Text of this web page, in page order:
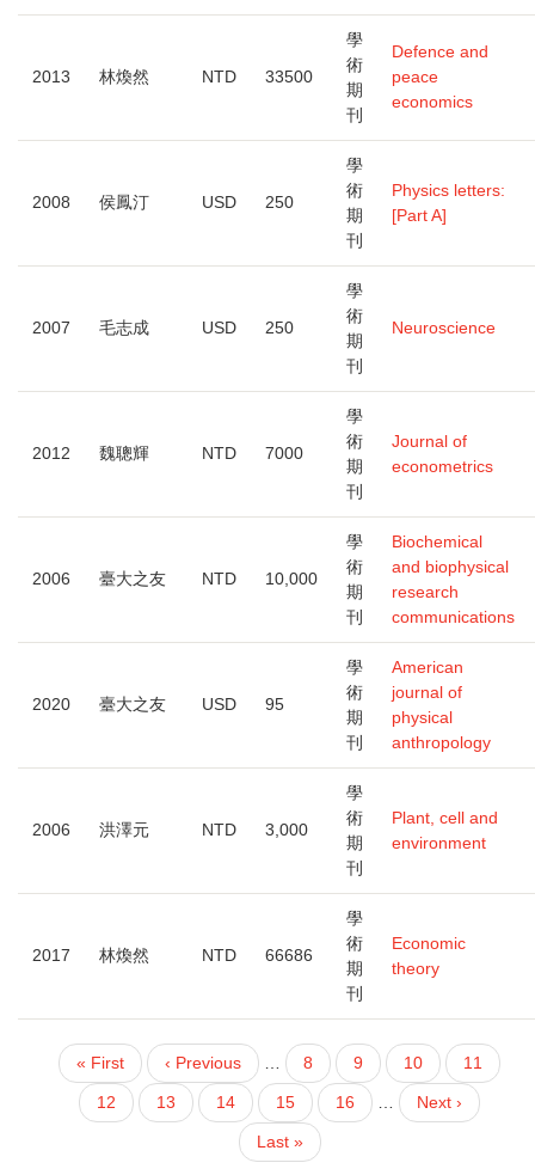
2013 林煥然 NTD 33500
學
術
期
刊
Defence and
peace
economics
2008 侯鳳汀 USD 250
學
術
期
刊
Physics letters:
[Part A]
2007 毛志成 USD 250
學
術
期
刊
Neuroscience
2012 魏聰輝 NTD 7000
學
術
期
刊
Journal of
econometrics
2006 臺大之友 NTD 10,000
學
術
期
刊
Biochemical
and biophysical
research
communications
2020 臺大之友 USD 95
學
術
期
刊
American
journal of
physical
anthropology
2006 洪澤元 NTD 3,000
學
術
期
刊
Plant, cell and
environment
2017 林煥然 NTD 66686
學
術
期
刊
Economic
theory
PAGINATION
First
page
« First
Previous
page
‹ Previous
頁
面
8
頁
面
9
頁
面
10
頁
面
11
目
前
12
頁
面
13
頁
面
14
頁
面
15
頁
面
16
下
一
Next ›
Last
page
Last »